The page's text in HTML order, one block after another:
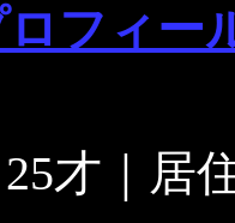
ロフィー
才｜居